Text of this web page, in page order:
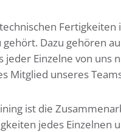
Fertigkeiten
Dazu gehören
jeder Einzelne von uns
Mitglied unseres
ist die
jedes Einzelnen